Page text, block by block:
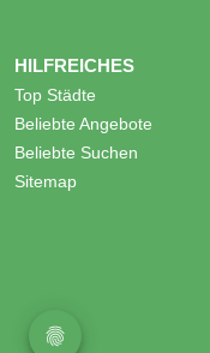
HILFREICHES
Top Städte
Beliebte Angebote
Beliebte Suchen
Sitemap